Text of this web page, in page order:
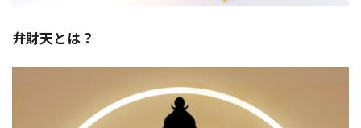
弁財天とは？